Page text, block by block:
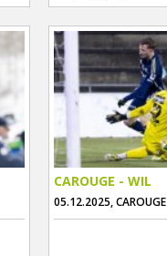
CAROUGE - WIL
05.12.2025, CAROUGE